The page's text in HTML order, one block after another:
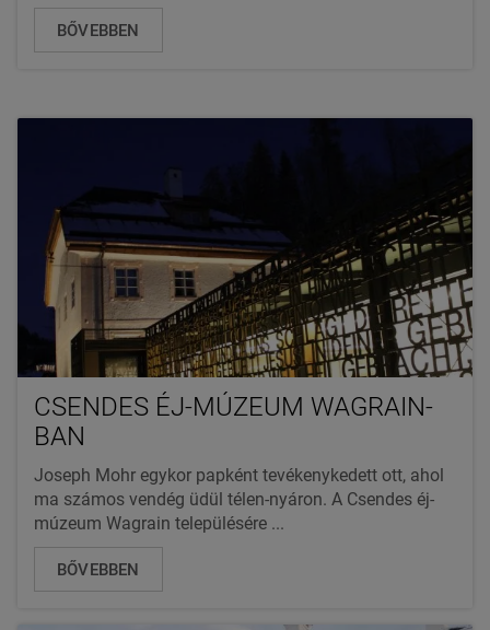
BŐVEBBEN
CSENDES ÉJ-MÚZEUM WAGRAIN-
BAN
Joseph Mohr egykor papként tevékenykedett ott, ahol
ma számos vendég üdül télen-nyáron. A Csendes éj-
múzeum Wagrain településére ...
BŐVEBBEN